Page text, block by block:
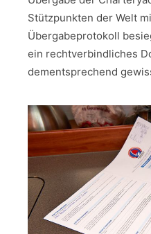
Stützpunkten der Welt
Übergabeprotokoll
ein rechtverbindliches
dementsprechend